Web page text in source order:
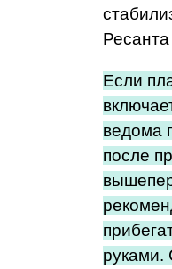
Если
ведома
после
руками.